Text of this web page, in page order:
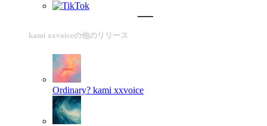
kami xxvoiceの他のリリース
Ordinary? kami xxvoice